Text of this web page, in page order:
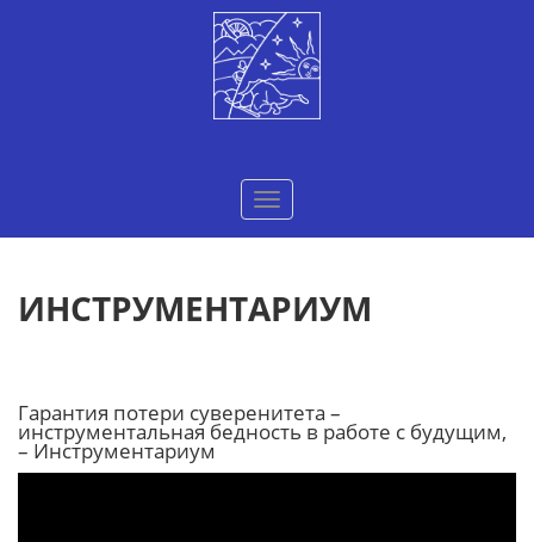
Меню
ИНСТРУМЕНТАРИУМ
Гарантия потери суверенитета –
инструментальная бедность в работе с будущим,
– Инструментариум